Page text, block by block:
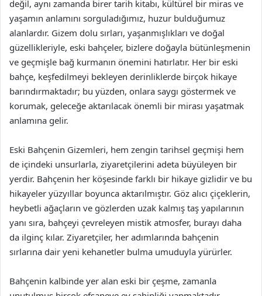
değil, aynı zamanda birer tarih kitabı, kültürel bir miras ve
yaşamın anlamını sorguladığımız, huzur bulduğumuz
alanlardır. Gizem dolu sırları, yaşanmışlıkları ve doğal
güzellikleriyle, eski bahçeler, bizlere doğayla bütünleşmenin
ve geçmişle bağ kurmanın önemini hatırlatır. Her bir eski
bahçe, keşfedilmeyi bekleyen derinliklerde birçok hikaye
barındırmaktadır; bu yüzden, onlara saygı göstermek ve
korumak, geleceğe aktarılacak önemli bir mirası yaşatmak
anlamına gelir.
Eski Bahçenin Gizemleri, hem zengin tarihsel geçmişi hem
de içindeki unsurlarla, ziyaretçilerini adeta büyüleyen bir
yerdir. Bahçenin her köşesinde farklı bir hikaye gizlidir ve bu
hikayeler yüzyıllar boyunca aktarılmıştır. Göz alıcı çiçeklerin,
heybetli ağaçların ve gözlerden uzak kalmış taş yapılarının
yanı sıra, bahçeyi çevreleyen mistik atmosfer, burayı daha
da ilginç kılar. Ziyaretçiler, her adımlarında bahçenin
sırlarına dair yeni kehanetler bulma umuduyla yürürler.
Bahçenin kalbinde yer alan eski bir çeşme, zamanla